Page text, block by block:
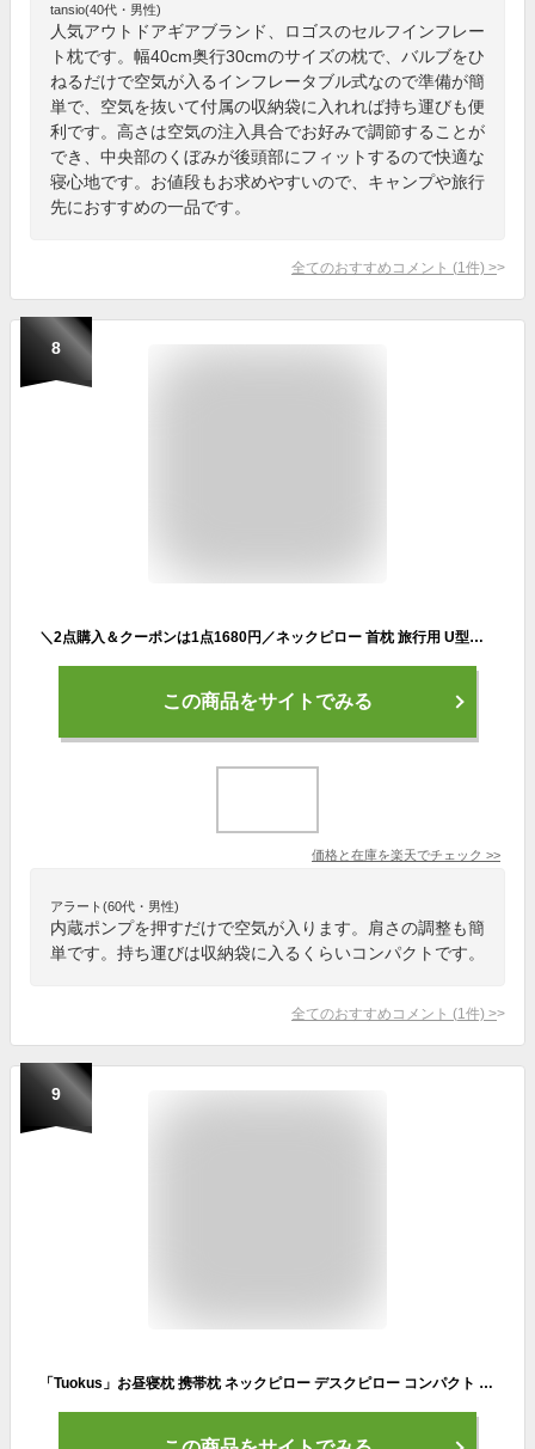
tansio(40代・男性)
人気アウトドアギアブランド、ロゴスのセルフインフレー
ト枕です。幅40cm奥行30cmのサイズの枕で、バルブをひ
ねるだけで空気が入るインフレータブル式なので準備が簡
単で、空気を抜いて付属の収納袋に入れれば持ち運びも便
利です。高さは空気の注入具合でお好みで調節することが
でき、中央部のくぼみが後頭部にフィットするので快適な
寝心地です。お値段もお求めやすいので、キャンプや旅行
先におすすめの一品です。
全てのおすすめコメント (1 件) >
8
＼2点購入＆クーポンは1点1680円／ネックピロー 首枕 旅行用 U型ネックピロー 快適グッズ 飛行機 携帯枕 空気枕 エアーピロー PVC 旅行便利グッズ 持ち運び便利 オフィス トラベル 収納バッグ付き 夜行深夜バス 新幹線 ソファ 椅子 旅行 お昼寝 仮眠 防災用 快眠 快適
この商品をサイトでみる
価格と在庫を楽天でチェック >>
アラート(60代・男性)
内蔵ポンプを押すだけで空気が入ります。肩さの調整も簡
単です。持ち運びは収納袋に入るくらいコンパクトです。
全てのおすすめコメント (1 件) >
9
「Tuokus」お昼寝枕 携帯枕 ネックピロー デスクピロー コンパクト 昼寝用枕 旅行 首枕 旅行用枕 寝具 抱き枕 安眠 飛行機 昼寝用枕 旅行 首枕 旅行用枕 抱き枕